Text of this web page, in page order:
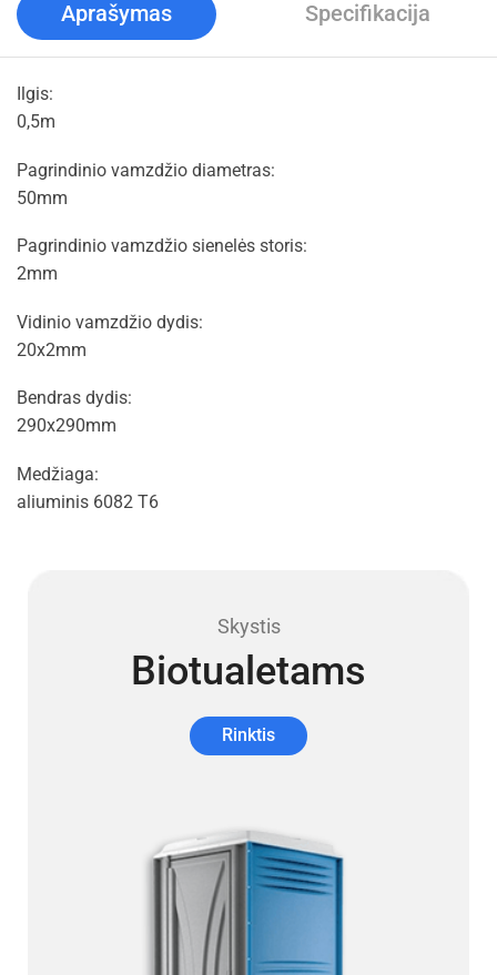
Aprašymas Specifikacija
Ilgis:
0,5m
Pagrindinio vamzdžio diametras:
50mm
Pagrindinio vamzdžio sienelės storis:
2mm
Vidinio vamzdžio dydis:
20x2mm
Bendras dydis:
290x290mm
Medžiaga:
aliuminis 6082 T6
Skystis
Biotualetams
Rinktis